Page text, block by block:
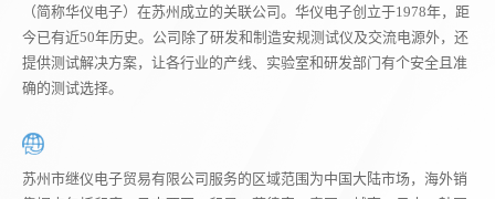
（简称华仪电子）在苏州成立的关联公司。华仪电子创立于1978年，距
今已有近50年历史。公司除了研发和制造安规测试仪及交流电源外，还
提供测试解决方案，让各行业的产线、实验室和研发部门有个安全且准
确的测试选择。
苏州市继仪电子贸易有限公司服务的区域范围为中国大陆市场，海外销